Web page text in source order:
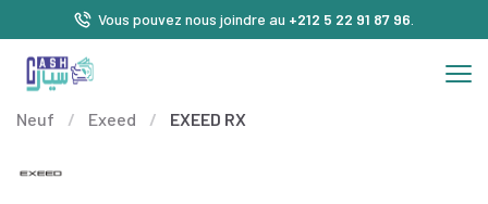
Vous pouvez nous joindre au +212 5 22 91 87 96
Neuf / Exeed / EXEED RX